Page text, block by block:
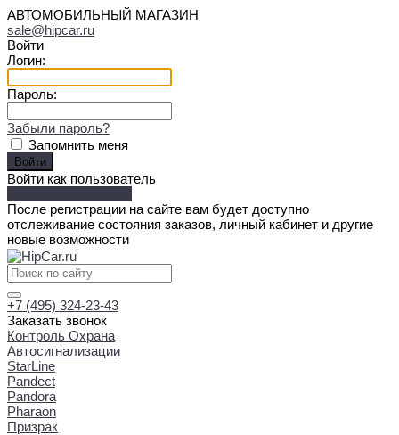
АВТОМОБИЛЬНЫЙ МАГАЗИН
sale@hipcar.ru
Войти
Логин:
Пароль:
Забыли пароль?
Запомнить меня
Войти как пользователь
После регистрации на сайте вам будет доступно
отслеживание состояния заказов, личный кабинет и другие
новые возможности
+7 (495) 324-23-43
Заказать звонок
Контроль Охрана
Автосигнализации
StarLine
Pandect
Pandora
Pharaon
Призрак